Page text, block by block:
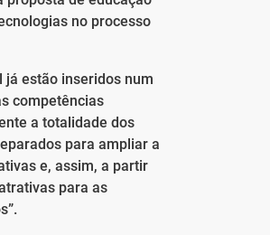
no processo
já estão inseridos num
competências
a totalidade dos
para ampliar a
e, assim, a partir
para as